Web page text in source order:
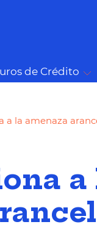
de Crédito
a la amenaza
a